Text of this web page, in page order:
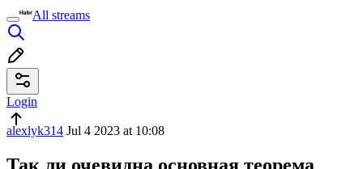
All streams
Login
alexlyk314 Jul 4 2023 at 10:08